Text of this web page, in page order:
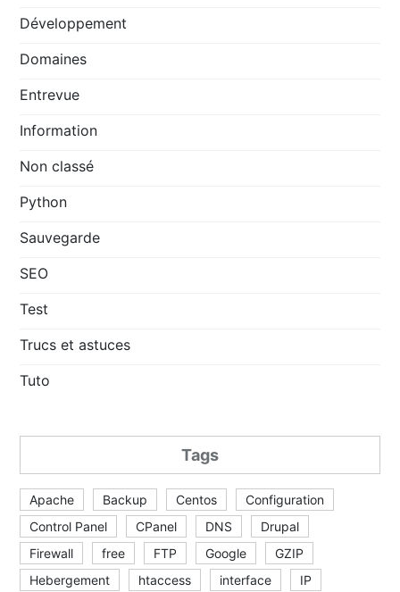
Développement
Domaines
Entrevue
Information
Non classé
Python
Sauvegarde
SEO
Test
Trucs et astuces
Tuto
Tags
Apache Backup Centos
Configuration
Control Panel
CPanel DNS
Drupal
Firewall
free FTP Google
GZIP
Hebergement
htaccess interface
IP